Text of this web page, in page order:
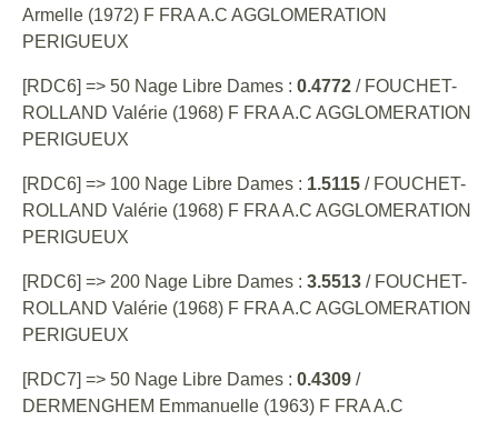
Armelle (1972) F FRA A.C AGGLOMERATION
PERIGUEUX
[RDC6] => 50 Nage Libre Dames : 0.4772 / FOUCHET-
ROLLAND Valérie (1968) F FRA A.C AGGLOMERATION
PERIGUEUX
[RDC6] => 100 Nage Libre Dames : 1.5115 / FOUCHET-
ROLLAND Valérie (1968) F FRA A.C AGGLOMERATION
PERIGUEUX
[RDC6] => 200 Nage Libre Dames : 3.5513 / FOUCHET-
ROLLAND Valérie (1968) F FRA A.C AGGLOMERATION
PERIGUEUX
[RDC7] => 50 Nage Libre Dames : 0.4309 /
DERMENGHEM Emmanuelle (1963) F FRA A.C